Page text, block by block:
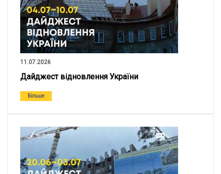
11.07.2026
Дайджест відновлення України
Більше